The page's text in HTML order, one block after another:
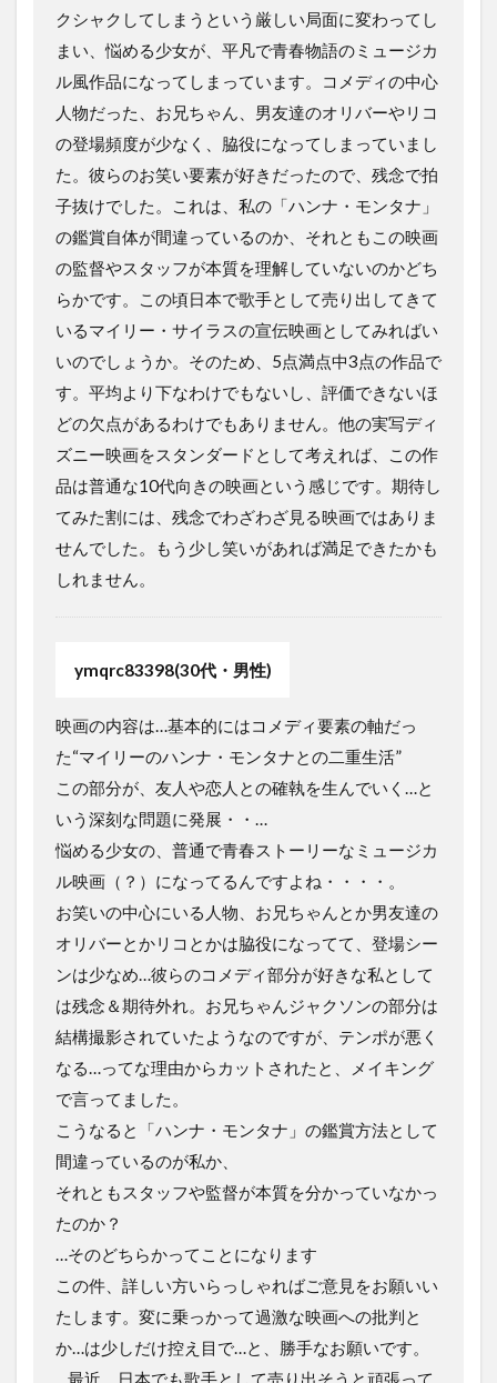
クシャクしてしまうという厳しい局面に変わってし
まい、悩める少女が、平凡で青春物語のミュージカ
ル風作品になってしまっています。コメディの中心
人物だった、お兄ちゃん、男友達のオリバーやリコ
の登場頻度が少なく、脇役になってしまっていまし
た。彼らのお笑い要素が好きだったので、残念で拍
子抜けでした。これは、私の「ハンナ・モンタナ」
の鑑賞自体が間違っているのか、それともこの映画
の監督やスタッフが本質を理解していないのかどち
らかです。この頃日本で歌手として売り出してきて
いるマイリー・サイラスの宣伝映画としてみればい
いのでしょうか。そのため、5点満点中3点の作品で
す。平均より下なわけでもないし、評価できないほ
どの欠点があるわけでもありません。他の実写ディ
ズニー映画をスタンダードとして考えれば、この作
品は普通な10代向きの映画という感じです。期待し
てみた割には、残念でわざわざ見る映画ではありま
せんでした。もう少し笑いがあれば満足できたかも
しれません。
ymqrc83398(30代・男性)
映画の内容は…基本的にはコメディ要素の軸だっ
た“マイリーのハンナ・モンタナとの二重生活”
この部分が、友人や恋人との確執を生んでいく…と
いう深刻な問題に発展・・…
悩める少女の、普通で青春ストーリーなミュージカ
ル映画（？）になってるんですよね・・・・。
お笑いの中心にいる人物、お兄ちゃんとか男友達の
オリバーとかリコとかは脇役になってて、登場シー
ンは少なめ…彼らのコメディ部分が好きな私として
は残念＆期待外れ。お兄ちゃんジャクソンの部分は
結構撮影されていたようなのですが、テンポが悪く
なる…ってな理由からカットされたと、メイキング
で言ってました。
こうなると「ハンナ・モンタナ」の鑑賞方法として
間違っているのが私か、
それともスタッフや監督が本質を分かっていなかっ
たのか？
…そのどちらかってことになります
この件、詳しい方いらっしゃればご意見をお願いい
たします。変に乗っかって過激な映画への批判と
か…は少しだけ控え目で…と、勝手なお願いです。